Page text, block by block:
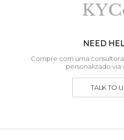
NEED
Compre com uma
personalizado via
TALK TO